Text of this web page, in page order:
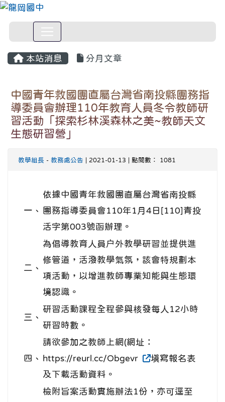
本站消息 分月文章
中國青年救國團直屬台灣省南投縣團務指
導委員會辦理110年教育人員冬令教師研
習活動「探索杉林溪森林之美~教師天文
生態研習營」
教學組長 - 教務處公告 | 2021-01-13 | 點閱數： 1081
一、
依據中國青年救國團直屬台灣省南投縣
團務指導委員會110年1月4日[110]青投
活字第003號函辦理。
二、
為倡導教育人員户外教學研習並提供進
修管道，活潑教學氣氛，該會特規劃本
項活動，以增進教師專業知能與生態環
境認識。
三、
研習活動課程全程參與核發每人12小時
研習時數。
四、
請欲參加之教師上網(網址：
https://reurl.cc/Obgevr
填寫報名表
及下載活動資料。
檢附旨案活動實施辦法1份，亦可逕至